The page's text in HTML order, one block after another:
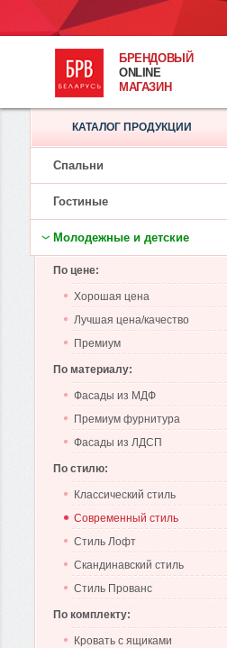
БРЕНДОВЫЙ
ONLINE
МАГАЗИН
КАТАЛОГ ПРОДУКЦИИ
Спальни
Гостиные
Молодежные и детские
По цене:
Хорошая цена
Лучшая цена/качество
Премиум
По материалу:
Фасады из МДФ
Премиум фурнитура
Фасады из ЛДСП
По стилю:
Классический стиль
Современный стиль
Стиль Лофт
Скандинавский стиль
Стиль Прованс
По комплекту:
Кровать с ящиками